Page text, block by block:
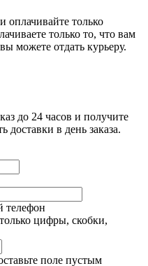
оплачивайте только
только то, что вам
можете отдать курьеру.
до 24 часов и получите
доставки в день заказа.
телефон
цифры, скобки,
поле пустым